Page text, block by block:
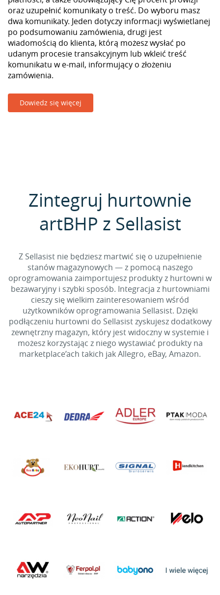
oraz uzupełnić komunikaty o treść. Do wyboru masz
dwa komunikaty. Jeden dotyczy informacji wyświetlanej
po podsumowaniu zamówienia, drugi jest
wiadomością do klienta, którą możesz wysłać po
udanym procesie transakcyjnym lub wkleić treść
komunikatu w e-mail, informujący o złożeniu
zamówienia.
Dowiedz się więcej
Zintegruj hurtownie
artBHP z Sellasist
Z Sellasist nie będziesz martwić się o uzupełnienie
stanów magazynowych — z pomocą naszego
oprogramowania zaimportujesz produkty z hurtowni w
bezawaryjny i szybki sposób. Integracja z hurtowniami
cieszy się wielkim zainteresowaniem wśród
użytkowników oprogramowania Sellasist. Dzięki
podłączeniu hurtowni do Sellasist zyskujesz dodatkowy
zewnętrzny magazyn, który jest widoczny w systemie i
możesz korzystając z niego wystawiać produkty na
marketplace’ach takich jak Allegro, eBay, Amazon.